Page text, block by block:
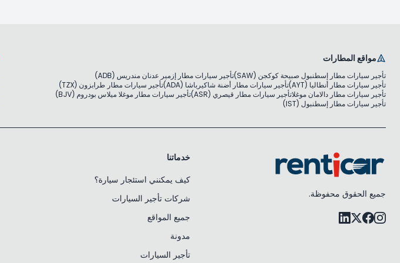
مواقع المطارات
تأجير سيارات مطار إسطنبول صبيحة كوكجن (SAW)
تأجير سيارات مطار إزمير عدنان مندريس (ADB)
تأجير سيارات مطار أنطاليا (AYT)
تأجير سيارات مطار أضنة شاكيرباشا (ADA)
تأجير سيارات مطار طرابزون (TZX)
تأجير سيارات مطار دالامان موغلاتأجير سيارات مطار قيصري (ASR)
تأجير سيارات مطار موغلا ميلاس بودروم (BJV)
تأجير سيارات مطار إسطنبول (IST)
جميع الحقوق محفوظة.
خدماتنا
كيف يمكنني استئجار سيارة؟
شركات تأجير السيارات
جميع المواقع
مدونة
تأجير السيارات